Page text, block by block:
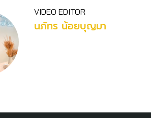
VIDEO EDITOR
นภัทร น้อยบุญมา